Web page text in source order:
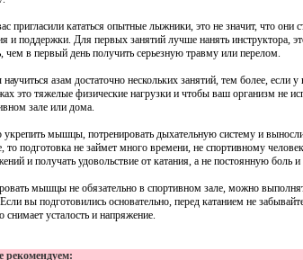
пригласили кататься опытные лыжники, это не значит, что они
и поддержки. Для первых занятий лучше нанять инструктора,
чем в первый день получить серьезную травму или перелом.
азам достаточно нескольких занятий, тем более, если
это тяжелые физические нагрузки и чтобы ваш организм не
зале или дома.
мышцы, потренировать дыхательную систему и
то подготовка не займет много времени, не спортивному
и получать удовольствие от катания, а не постоянную боль и
мышцы не обязательно в спортивном зале, можно
вы подготовились основательно, перед катанием не
снимает усталость и напряжение.
рекомендуем: